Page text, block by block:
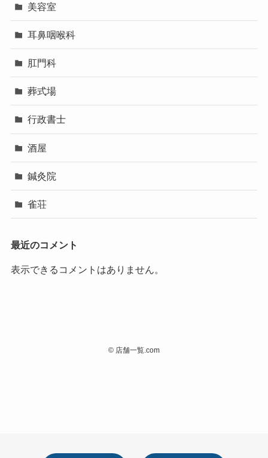
美容室
耳鼻咽喉科
肛門科
葬式場
行政書士
酒屋
鍼灸院
雀荘
最近のコメント
表示できるコメントはありません。
© 店舗一覧.com